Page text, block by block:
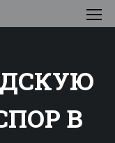
В